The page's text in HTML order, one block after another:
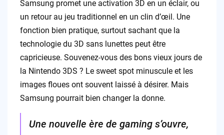
Samsung promet une activation 3D en un éclair, ou
un retour au jeu traditionnel en un clin d’œil. Une
fonction bien pratique, surtout sachant que la
technologie du 3D sans lunettes peut être
capricieuse. Souvenez-vous des bons vieux jours de
la Nintendo 3DS ? Le sweet spot minuscule et les
images floues ont souvent laissé à désirer. Mais
Samsung pourrait bien changer la donne.
Une nouvelle ère de gaming s’ouvre,